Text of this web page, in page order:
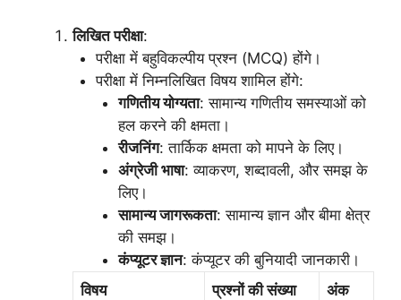
लिखित परीक्षा:
परीक्षा में बहुविकल्पीय प्रश्न (MCQ) होंगे।
परीक्षा में निम्नलिखित विषय शामिल होंगे:
गणितीय योग्यता: सामान्य गणितीय समस्याओं को
हल करने की क्षमता।
रीजनिंग: तार्किक क्षमता को मापने के लिए।
अंग्रेजी भाषा: व्याकरण, शब्दावली, और समझ के
लिए।
सामान्य जागरूकता: सामान्य ज्ञान और बीमा क्षेत्र
की समझ।
कंप्यूटर ज्ञान: कंप्यूटर की बुनियादी जानकारी।
विषय
प्रश्नों की संख्या अंक